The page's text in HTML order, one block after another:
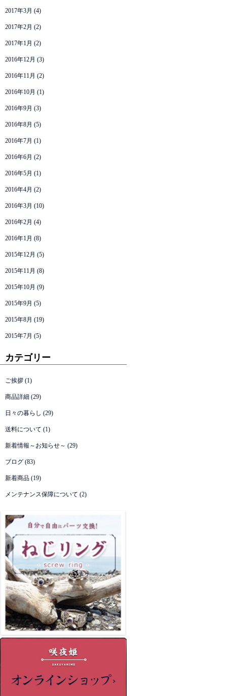
2017年3月 (4)
2017年2月 (2)
2017年1月 (2)
2016年12月 (3)
2016年11月 (2)
2016年10月 (1)
2016年9月 (3)
2016年8月 (5)
2016年7月 (1)
2016年6月 (2)
2016年5月 (1)
2016年4月 (2)
2016年3月 (10)
2016年2月 (4)
2016年1月 (8)
2015年12月 (5)
2015年11月 (8)
2015年10月 (9)
2015年9月 (5)
2015年8月 (19)
2015年7月 (5)
カテゴリー
ご挨拶 (1)
商品詳細 (29)
日々の暮らし (29)
送料について (1)
新着情報～お知らせ～ (29)
ブログ (83)
新着商品 (19)
メンテナンス保障について (2)